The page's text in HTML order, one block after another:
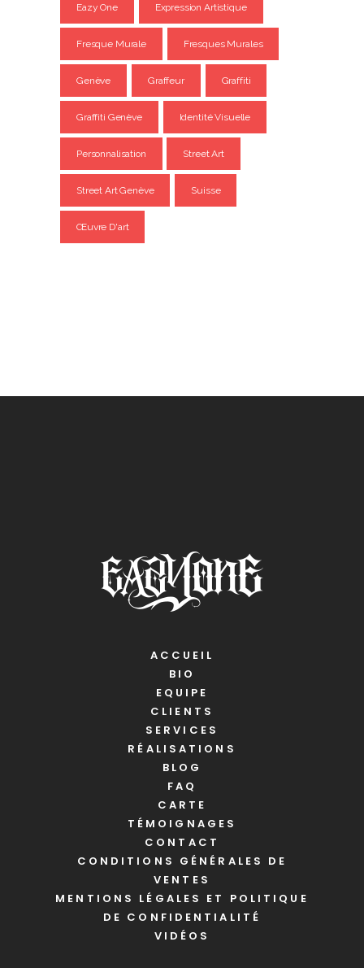
Eazy One Expression Artistique
Fresque Murale Fresques Murales
Genève Graffeur Graffiti
Graffiti Genève Identité Visuelle
Personnalisation Street Art
Street Art Genève Suisse
Œuvre D'art
ACCUEIL
BIO
EQUIPE
CLIENTS
SERVICES
RÉALISATIONS
BLOG
FAQ
CARTE
TÉMOIGNAGES
CONTACT
CONDITIONS GÉNÉRALES DE
VENTES
MENTIONS LÉGALES ET POLITIQUE
DE CONFIDENTIALITÉ
VIDÉOS